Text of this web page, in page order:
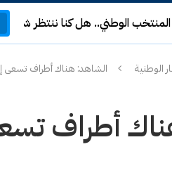
المنتخب الوطني.. هل كنا ننتظر شيئا
الوطنية الشاهد: هناك أطراف تسعى
أطراف